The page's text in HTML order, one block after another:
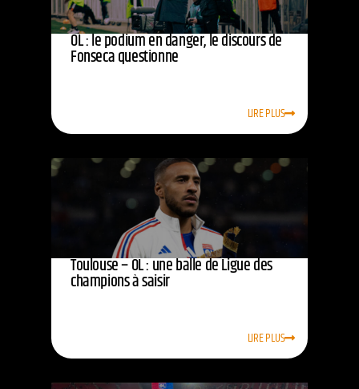
OL : le podium en danger, le discours de
Fonseca questionne
LIRE PLUS
Toulouse – OL : une balle de Ligue des
champions à saisir
LIRE PLUS